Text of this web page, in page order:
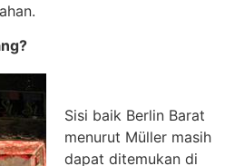
Sisi baik Berlin Barat
menurut Müller masih
dapat ditemukan di